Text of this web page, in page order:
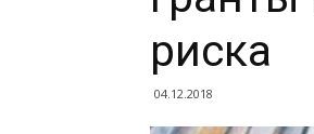
риска
04.12.2018